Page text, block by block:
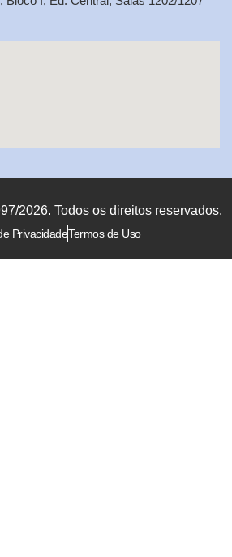
2026. Todos os direitos reservados.
PrivacidadeTermos de Uso